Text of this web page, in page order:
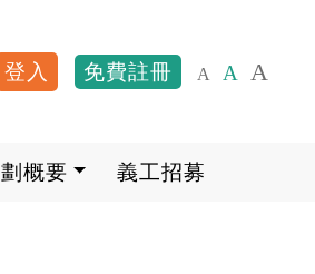
User account
登入 免費註冊 A A A
概要 義工招募